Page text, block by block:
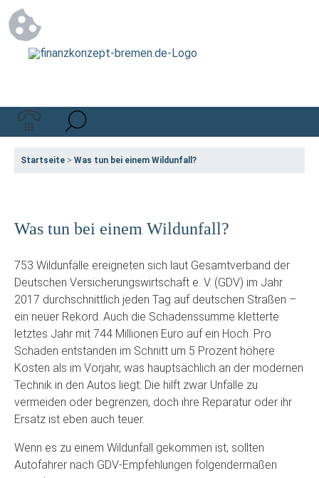
Startseite > Was tun bei einem Wildunfall?
Was tun bei einem Wildunfall?
753 Wildunfälle ereigneten sich laut Gesamtverband der
Deutschen Versicherungswirtschaft e. V. (GDV) im Jahr
2017 durchschnittlich jeden Tag auf deutschen Straßen –
ein neuer Rekord. Auch die Schadenssumme kletterte
letztes Jahr mit 744 Millionen Euro auf ein Hoch. Pro
Schaden entstanden im Schnitt um 5 Prozent höhere
Kosten als im Vorjahr, was hauptsächlich an der modernen
Technik in den Autos liegt: Die hilft zwar Unfälle zu
vermeiden oder begrenzen, doch ihre Reparatur oder ihr
Ersatz ist eben auch teuer.
Wenn es zu einem Wildunfall gekommen ist, sollten
Autofahrer nach GDV-Empfehlungen folgendermaßen